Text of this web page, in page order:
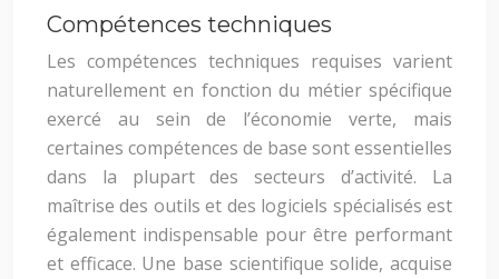
Compétences techniques
Les compétences techniques requises varient
naturellement en fonction du métier spécifique
exercé au sein de l’économie verte, mais
certaines compétences de base sont essentielles
dans la plupart des secteurs d’activité. La
maîtrise des outils et des logiciels spécialisés est
également indispensable pour être performant
et efficace. Une base scientifique solide, acquise